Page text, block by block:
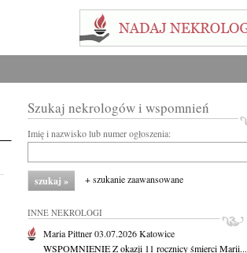
Szukaj nekrologów i wspomnień
Imię i nazwisko lub numer ogłoszenia:
+ szukanie zaawansowane
INNE NEKROLOGI
Maria Pittner03.07.2026Katowice
WSPOMNIENIE Z okazji 11 rocznicy śmierci Marii...